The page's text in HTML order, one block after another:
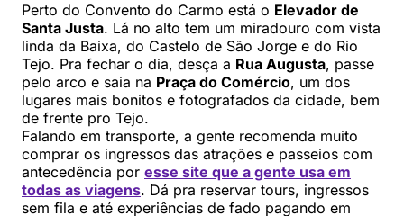
Perto do Convento do Carmo está o Elevador de
Santa Justa. Lá no alto tem um miradouro com vista
linda da Baixa, do Castelo de São Jorge e do Rio
Tejo. Pra fechar o dia, desça a Rua Augusta, passe
pelo arco e saia na Praça do Comércio, um dos
lugares mais bonitos e fotografados da cidade, bem
de frente pro Tejo.
Falando em transporte, a gente recomenda muito
comprar os ingressos das atrações e passeios com
antecedência por esse site que a gente usa em
todas as viagens. Dá pra reservar tours, ingressos
sem fila e até experiências de fado pagando em